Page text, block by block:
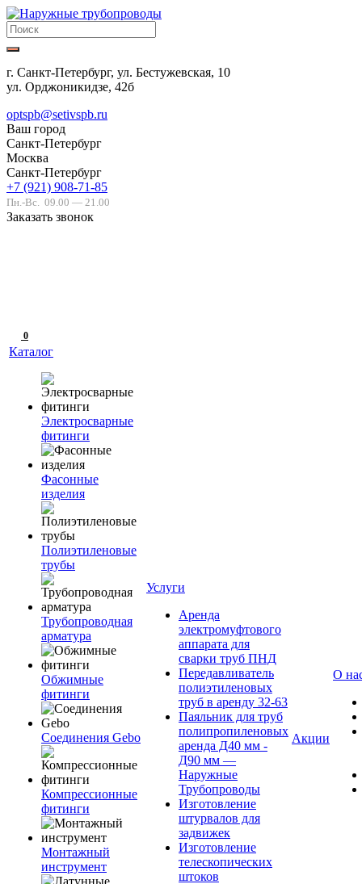
г. Санкт-Петербург, ул. Бестужевская, 10
ул. Орджоникидзе, 42б
optspb@setivspb.ru
Ваш город
Санкт-Петербург
Москва
Санкт-Петербург
+7 (921) 908-71-85
Пн.-Вс. 09.00 — 21.00
Заказать звонок
0
Каталог
Электросварные
фитинги
Фасонные
изделия
Полиэтиленовые
трубы
Трубопроводная
арматура
Обжимные
фитинги
Соединения Gebo
Компрессионные
фитинги
Монтажный
инструмент
Услуги
Аренда
электромуфтового
аппарата для
сварки труб ПНД
Передавливатель
полиэтиленовых
труб в аренду 32-63
Паяльник для труб
полипропиленовых
аренда Д40 мм -
Д90 мм —
Наружные
Трубопроводы
Изготовление
штурвалов для
задвижек
Изготовление
телескопических
штоков
Акции
О